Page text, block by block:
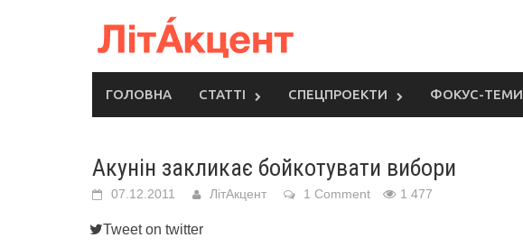
ГОЛОВНА СТАТТІ СПЕЦПРОЕКТИ ФОКУС-ТЕМИ
Акунін закликає бойкотувати вибори
07.12.2011 ЛітАкцент 1 Comment 1 477
Tweet on twitter